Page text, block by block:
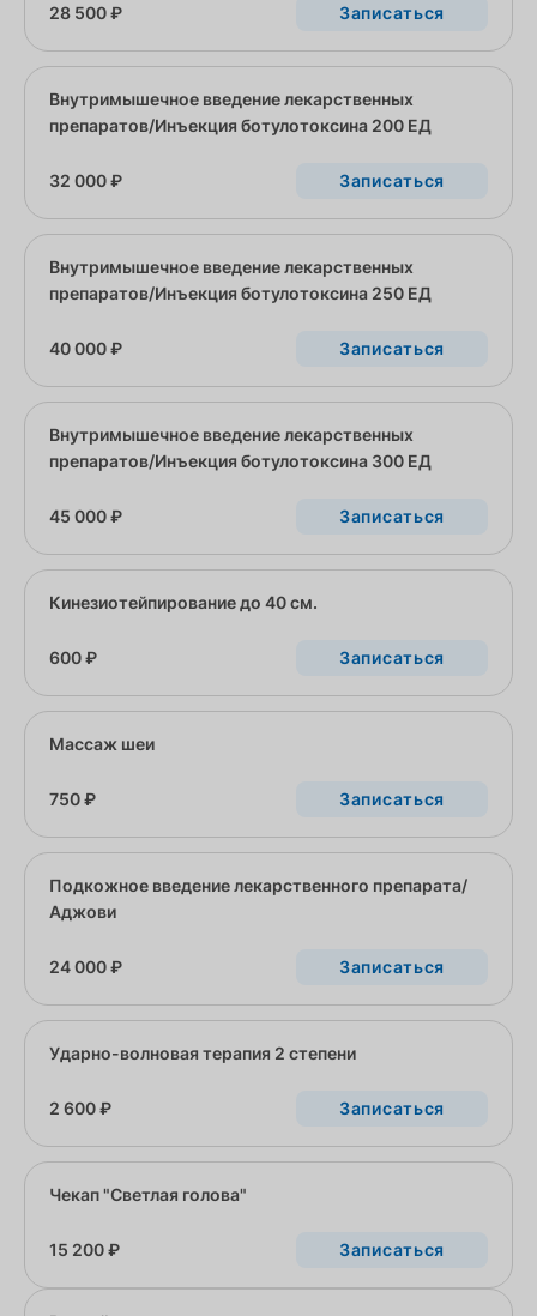
28 500 ₽ Записаться
Внутримышечное введение лекарственных
препаратов/Инъекция ботулотоксина 200 ЕД
32 000 ₽ Записаться
Внутримышечное введение лекарственных
препаратов/Инъекция ботулотоксина 250 ЕД
40 000 ₽ Записаться
Внутримышечное введение лекарственных
препаратов/Инъекция ботулотоксина 300 ЕД
45 000 ₽ Записаться
Кинезиотейпирование до 40 см.
600 ₽ Записаться
Массаж шеи
750 ₽ Записаться
Подкожное введение лекарственного препарата/
Аджови
24 000 ₽ Записаться
Ударно-волновая терапия 2 степени
2 600 ₽ Записаться
Чекап "Светлая голова"
15 200 ₽ Записаться